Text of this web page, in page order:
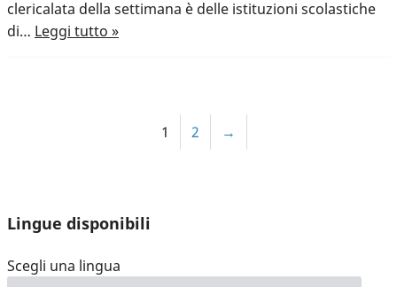
clericalata della settimana è delle istituzioni scolastiche
di… Leggi tutto »
1 2 →
Lingue disponibili
Scegli una lingua